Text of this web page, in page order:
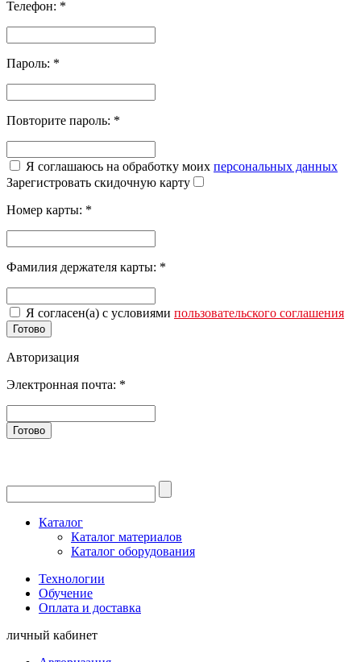
Телефон: *
Пароль: *
Повторите пароль: *
Я соглашаюсь на обработку моих персональных данных
Зарегистровать скидочную карту
Номер карты: *
Фамилия держателя карты: *
Я согласен(а) с условиями пользовательского соглашения
Готово
Авторизация
Электронная почта: *
Готово
Каталог
Каталог материалов
Каталог оборудования
Технологии
Обучение
Оплата и доставка
личный кабинет